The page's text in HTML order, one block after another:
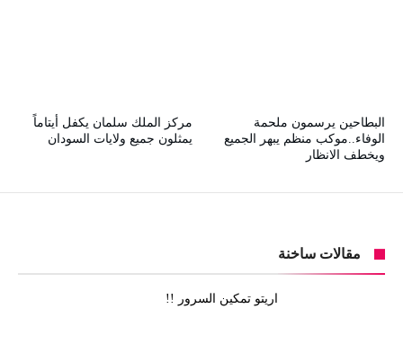
مركز الملك سلمان يكفل أيتاماً
يمثلون جميع ولايات السودان
البطاحين يرسمون ملحمة
الوفاء..موكب منظم يبهر الجميع
ويخطف الانظار
مقالات ساخنة
اريتو تمكين السرور !!